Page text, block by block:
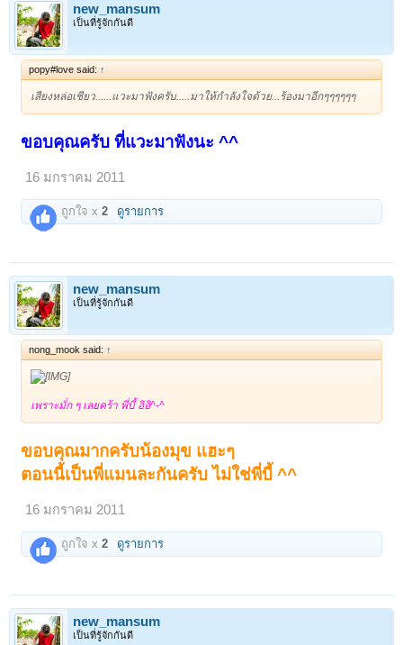
new_mansum
เป็นที่รู้จักกันดี
popy#love said: ↑
เสียงหล่อเชียว......แวะมาฟังครับ.....มาให้กำลังใจด้วย...ร้องมาอีกๆๆๆๆๆๆ
ขอบคุณครับ ที่แวะมาฟังนะ ^^
16 มกราคม 2011
ถูกใจ x2 ดูรายการ
new_mansum
เป็นที่รู้จักกันดี
nong_mook said: ↑
เพราะมั่ก ๆ เลยคร้า พี่บี้ อิอิ^-^
ขอบคุณมากครับน้องมุข แฮะๆ
ตอนนี้เป็นพี่แมนละกันครับ ไม่ใช่พี่บี้ ^^
16 มกราคม 2011
ถูกใจ x2 ดูรายการ
new_mansum
เป็นที่รู้จักกันดี
1 2 ถัดไป >